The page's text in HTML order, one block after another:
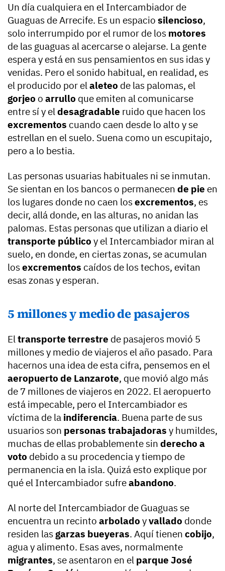
Un día cualquiera en el Intercambiador de
Guaguas de Arrecife. Es un espacio silencioso,
solo interrumpido por el rumor de los motores
de las guaguas al acercarse o alejarse. La gente
espera y está en sus pensamientos en sus idas y
venidas. Pero el sonido habitual, en realidad, es
el producido por el aleteo de las palomas, el
gorjeo o arrullo que emiten al comunicarse
entre sí y el desagradable ruido que hacen los
excrementos cuando caen desde lo alto y se
estrellan en el suelo. Suena como un escupitajo,
pero a lo bestia.
Las personas usuarias habituales ni se inmutan.
Se sientan en los bancos o permanecen de pie en
los lugares donde no caen losexcrementos, es
decir, allá donde, en las alturas, no anidan las
palomas. Estas personas que utilizan a diario el
transporte público y el Intercambiador miran al
suelo, en donde, en ciertas zonas, se acumulan
losexcrementos caídos de los techos, evitan
esas zonas y esperan.
5 millones y medio de pasajeros
El transporte terrestre de pasajeros movió 5
millones y medio de viajeros el año pasado. Para
hacernos una idea de esta cifra, pensemos en el
aeropuerto de Lanzarote, que movió algo más
de 7 millones de viajeros en 2022. El aeropuerto
está impecable, pero el Intercambiador es
víctima de la indiferencia. Buena parte de sus
usuarios son personas trabajadoras y humildes,
muchas de ellas probablemente sin derecho a
voto debido a su procedencia y tiempo de
permanencia en la isla. Quizá esto explique por
qué el Intercambiador sufreabandono.
Al norte del Intercambiador de Guaguas se
encuentra un recinto arbolado yvallado donde
residen las garzas bueyeras. Aquí tienen cobijo,
agua y alimento. Esas aves, normalmente
migrantes, se asentaron en el parque José